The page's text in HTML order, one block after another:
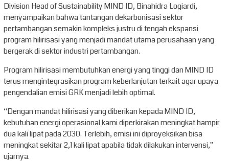
Division Head of Sustainability MIND ID, Binahidra Logiardi,
menyampaikan bahwa tantangan dekarbonisasi sektor
pertambangan semakin kompleks justru di tengah ekspansi
program hilirisasi yang menjadi mandat utama perusahaan yang
bergerak di sektor industri pertambangan.
Program hilirisasi membutuhkan energi yang tinggi dan MIND ID
terus mengintegrasikan program keberlanjutan terkait agar upaya
pengendalian emisi GRK menjadi lebih optimal.
“Dengan mandat hilirisasi yang diberikan kepada MIND ID,
kebutuhan energi operasional kami diperkirakan meningkat hampir
dua kali lipat pada 2030. Terlebih, emisi ini diproyeksikan bisa
meningkat sekitar 2,1 kali lipat apabila tidak dilakukan intervensi,”
ujarnya.